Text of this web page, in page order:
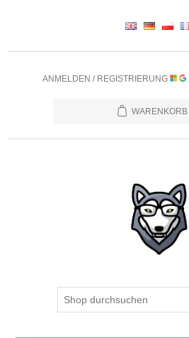
ANMELDEN / REGISTRIERUNG
WARENKORB